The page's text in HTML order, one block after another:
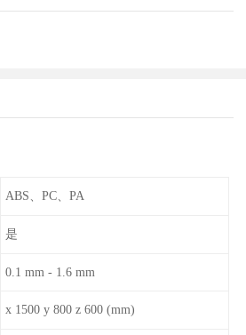
ABS、PC、PA
是
0.1 mm - 1.6 mm
x 1500 y 800 z 600 (mm)